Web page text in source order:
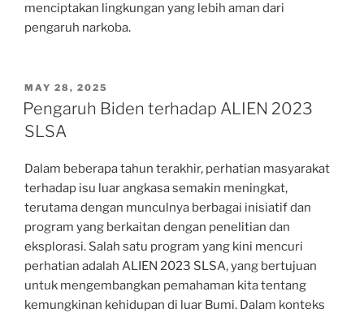
menciptakan lingkungan yang lebih aman dari
pengaruh narkoba.
POSTED
ON
MAY 28, 2025
Pengaruh Biden terhadap ALIEN 2023
SLSA
Dalam beberapa tahun terakhir, perhatian masyarakat
terhadap isu luar angkasa semakin meningkat,
terutama dengan munculnya berbagai inisiatif dan
program yang berkaitan dengan penelitian dan
eksplorasi. Salah satu program yang kini mencuri
perhatian adalah ALIEN 2023 SLSA, yang bertujuan
untuk mengembangkan pemahaman kita tentang
kemungkinan kehidupan di luar Bumi. Dalam konteks